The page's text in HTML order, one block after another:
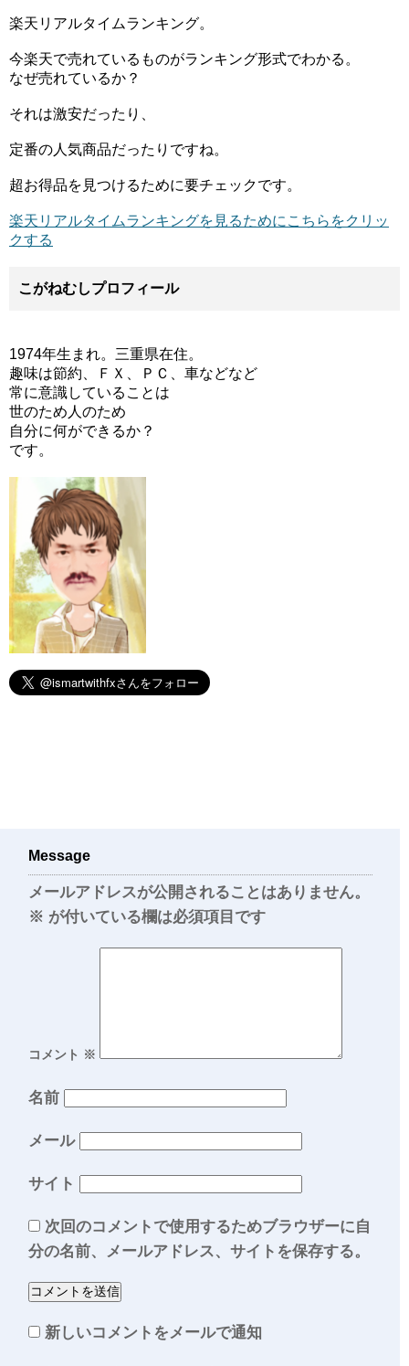
楽天リアルタイムランキング。
今楽天で売れているものがランキング形式でわかる。
なぜ売れているか？
それは激安だったり、
定番の人気商品だったりですね。
超お得品を見つけるために要チェックです。
楽天リアルタイムランキングを見るためにこちらをクリッ
クする
こがねむしプロフィール
1974年生まれ。三重県在住。
趣味は節約、ＦＸ、ＰＣ、車などなど
常に意識していることは
世のため人のため
自分に何ができるか？
です。
Message
メールアドレスが公開されることはありません。
※ が付いている欄は必須項目です
コメント ※
名前
メール
サイト
次回のコメントで使用するためブラウザーに自
分の名前、メールアドレス、サイトを保存する。
新しいコメントをメールで通知